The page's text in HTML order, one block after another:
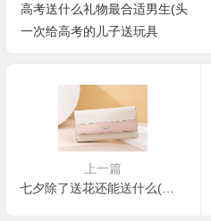
七夕除了送花还能送什么(送这
6样准不会出错)
上一篇
七夕除了送花还能送什么(送这6样准不会出错)